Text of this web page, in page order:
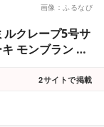
画像：ふるなび
クレープ5号サ
モンブラン ケ
マロンクリーム
寄せ 久留米市
2サイトで掲載